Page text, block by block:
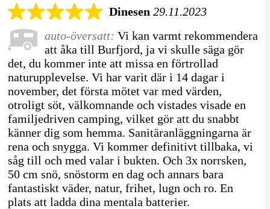
Dinesen 29.11.2023
auto-översatt: Vi kan varmt rekommendera
att åka till Burfjord, ja vi skulle säga gör
det, du kommer inte att missa en förtrollad
naturupplevelse. Vi har varit där i 14 dagar i
november, det första mötet var med värden,
otroligt söt, välkomnande och vistades visade en
familjedriven camping, vilket gör att du snabbt
känner dig som hemma. Sanitäranläggningarna är
rena och snygga. Vi kommer definitivt tillbaka, vi
såg till och med valar i bukten. Och 3x norrsken,
50 cm snö, snöstorm en dag och annars bara
fantastiskt väder, natur, frihet, lugn och ro. En
plats att ladda dina mentala batterier.